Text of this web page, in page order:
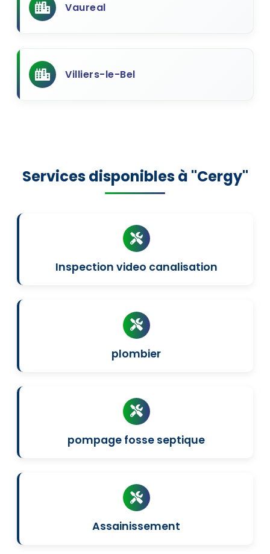
Vaureal
Villiers-le-Bel
Services disponibles à "Cergy"
Inspection video canalisation
plombier
pompage fosse septique
Assainissement